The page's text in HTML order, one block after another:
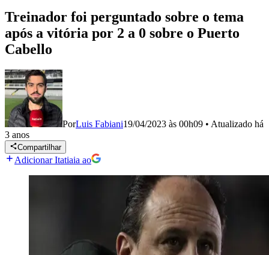
Treinador foi perguntado sobre o tema
após a vitória por 2 a 0 sobre o Puerto
Cabello
PorLuis Fabiani19/04/2023 às 00h09 • Atualizado há
3 anos
Compartilhar
Adicionar Itatiaia ao